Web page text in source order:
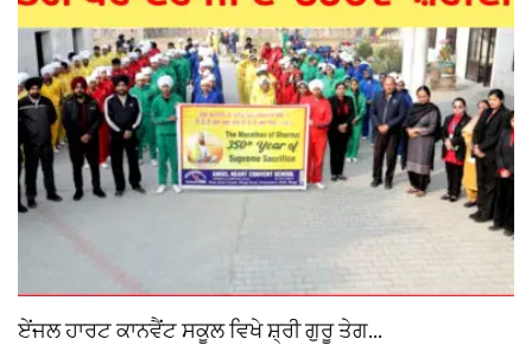
ਏਂਜਲ ਹਾਰਟ ਕਾਨਵੈਂਟ ਸਕੂਲ ਵਿਖੇ ਸ਼੍ਰੀ ਗੁਰੂ ਤੇਗ…